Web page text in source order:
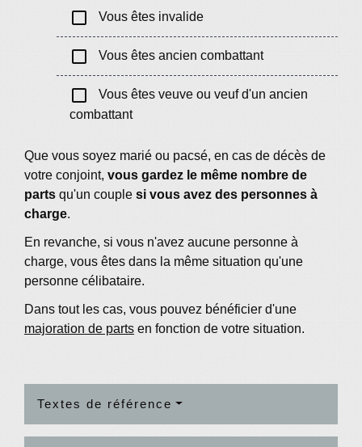
check_box_outline_blank Vous êtes invalide
check_box_outline_blank Vous êtes ancien combattant
check_box_outline_blank
Vous êtes veuve ou veuf d'un ancien
combattant
Que vous soyez marié ou pacsé, en cas de décès de
votre conjoint, vous gardez le même nombre de
parts qu'un couple si vous avez des personnes à
charge.
En revanche, si vous n'avez aucune personne à
charge, vous êtes dans la même situation qu'une
personne célibataire.
Dans tout les cas, vous pouvez bénéficier d'une
majoration de parts en fonction de votre situation.
Textes de référence